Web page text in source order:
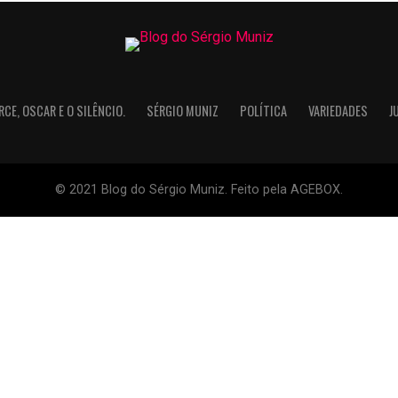
OSCAR E O SILÊNCIO. SÉRGIO MUNIZ POLÍTICA VARIEDADES
© 2021 Blog do Sérgio Muniz. Feito pela AGEBOX.